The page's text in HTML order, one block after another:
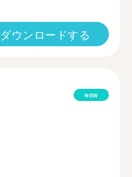
ウンロードする
NEW